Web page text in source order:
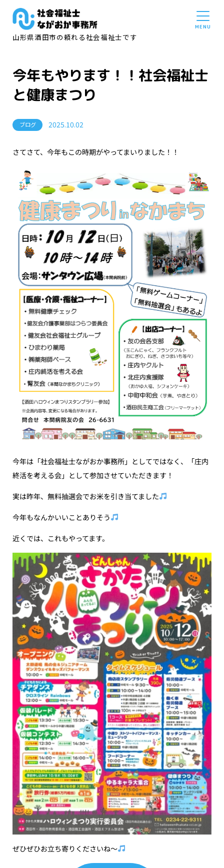
山形県酒田市の頼れる社会福祉士です
今年もやります！！社会福祉士
と健康まつり
ブログ 2025.10.02
さてさて、今年もこの時期がやってまいりました！！
今年は「社会福祉士ながおか事務所」としてではなく、「庄内
終活を考える会」として参加させていただきます！
実は昨年、無料抽選会でお米を引き当てました
今年もなんかいいことありそう
近くでは、これもやってます。
ぜひぜひお立ち寄りくださいね〜